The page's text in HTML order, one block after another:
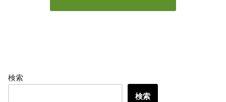
検索
検索